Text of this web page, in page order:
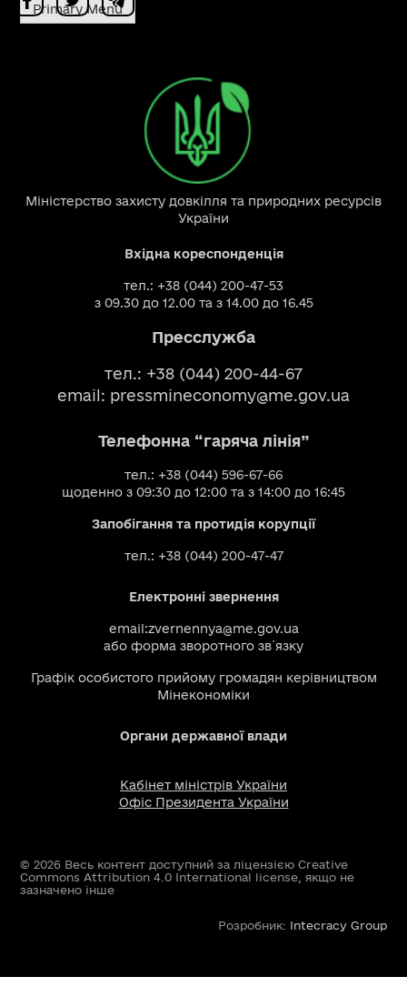
Primary Menu
Міністерство захисту довкілля та природних ресурсів
України
Вхідна кореспонденція
тел.: +38 (044) 200-47-53
з 09.30 до 12.00 та з 14.00 до 16.45
Пресслужба
тел.: +38 (044) 200-44-67
email: pressmineconomy@me.gov.ua
Телефонна “гаряча лінія”
тел.: +38 (044) 596-67-66
щоденно з 09:30 до 12:00 та з 14:00 до 16:45
Запобігання та протидія корупції
тел.: +38 (044) 200-47-47
Електронні звернення
email:zvernennya@me.gov.ua
або форма зворотного зв`язку
Графік особистого прийому громадян керівництвом
Мінекономіки
Органи державної влади
Кабінет міністрів України
Офіс Президента України
© 2026 Весь контент доступний за ліцензією Creative
Commons Attribution 4.0 International license, якщо не
зазначено інше
Розробник: Intecracy Group